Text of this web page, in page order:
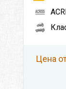
Цена